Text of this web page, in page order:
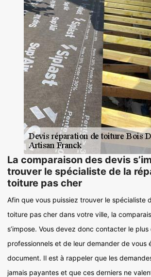
La comparaison des devis
trouver le spécialiste de la
toiture pas cher
Afin que vous puissiez trouver le spécialiste
toiture pas cher dans votre ville, la
s’impose. Vous devez donc contacter le
professionnels et de leur demander de vous
document. Il est à rappeler que les
jamais payantes et que ces derniers ne